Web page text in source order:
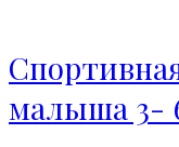
малыша 3-